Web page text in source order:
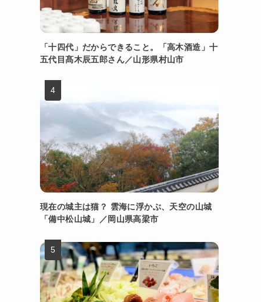
「十四代」だからできること。「高木酒造」十
五代目髙木辰五郎さん／山形県村山市
現在の城主は猫？ 雲海に浮かぶ、天空の山城
「備中松山城」／岡山県高梁市